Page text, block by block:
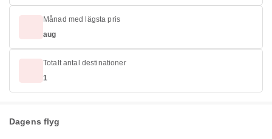
Månad med lägsta pris
aug
Totalt antal destinationer
1
Dagens flyg